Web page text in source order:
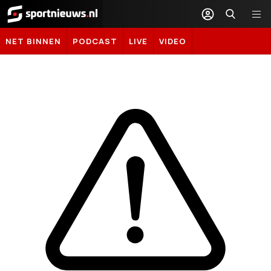
Sportnieuws.nl
NET BINNEN PODCAST LIVE VIDEO